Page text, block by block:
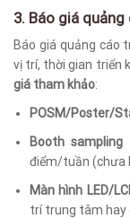
3. Báo giá
Báo giá quảng cáo
vị trí, thời gian triển
giá tham khảo:
POSM/Poster/
Booth
điểm/tuần (chưa
Màn hình LED/
trí trung tâm hay